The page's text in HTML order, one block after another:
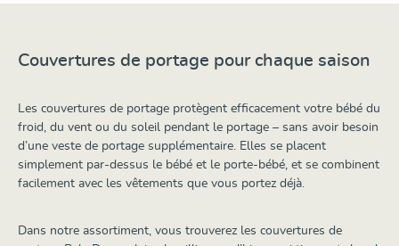
Couvertures de portage pour chaque saison
Les couvertures de portage protègent efficacement votre bébé du
froid, du vent ou du soleil pendant le portage – sans avoir besoin
d’une veste de portage supplémentaire. Elles se placent
simplement par-dessus le bébé et le porte-bébé, et se combinent
facilement avec les vêtements que vous portez déjà.
Dans notre assortiment, vous trouverez les couvertures de